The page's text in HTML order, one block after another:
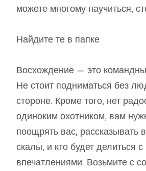
можете многому научиться,
Найдите те в папке
Восхождение — это
Не стоит подниматься без
стороне. Кроме того, нет
одиноким охотником, вам
поощрять вас, рассказывать
скалы, и кто будет делиться
впечатлениями. Возьмите с